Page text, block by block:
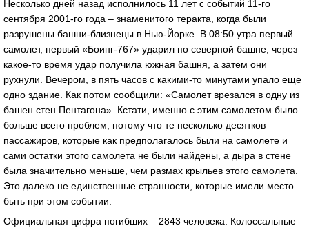
Несколько дней назад исполнилось 11 лет с событий 11-го
сентября 2001-го года – знаменитого теракта, когда были
разрушены башни-близнецы в Нью-Йорке. В 08:50 утра первый
самолет, первый «Боинг-767» ударил по северной башне, через
какое-то время удар получила южная башня, а затем они
рухнули. Вечером, в пять часов с какими-то минутами упало еще
одно здание. Как потом сообщили: «Самолет врезался в одну из
башен стен Пентагона». Кстати, именно с этим самолетом было
больше всего проблем, потому что те несколько десятков
пассажиров, которые как предполагалось были на самолете и
сами остатки этого самолета не были найдены, а дыра в стене
была значительно меньше, чем размах крыльев этого самолета.
Это далеко не единственные странности, которые имели место
быть при этом событии.
Официальная цифра погибших – 2843 человека. Колоссальные